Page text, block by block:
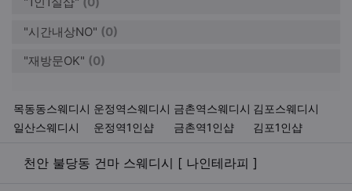
"시간내상NO" (0)
"재방문OK" (0)
목동동스웨디시 운정역스웨디시 금촌역스웨디시 김포스웨디시
일산스웨디시
운정역1인샵 금촌역1인샵 김포1인샵
키워드
관련자료
천안 불당동 건마 스웨디시 [ 나인테라피 ]